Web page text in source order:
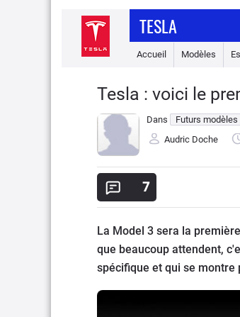
TESLA
Accueil Modèles
Tesla : voici le
Dans Futurs modèles
Audric Doche
7
La Model 3 sera la
que beaucoup attendent,
spécifique et qui se